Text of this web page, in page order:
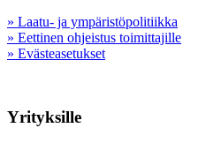
» Laatu- ja ympäristöpolitiikka
» Eettinen ohjeistus toimittajille
» Evästeasetukset
Yrityksille